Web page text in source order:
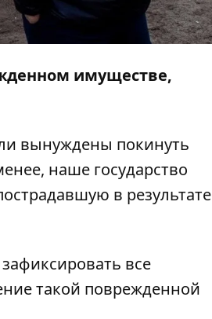
имуществе,
вынуждены покинуть
наше государство
в результате
все
такой поврежденной